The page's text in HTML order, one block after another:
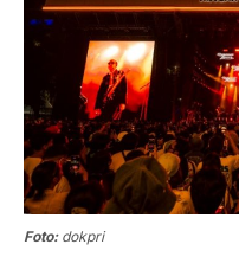
Foto:dokpri